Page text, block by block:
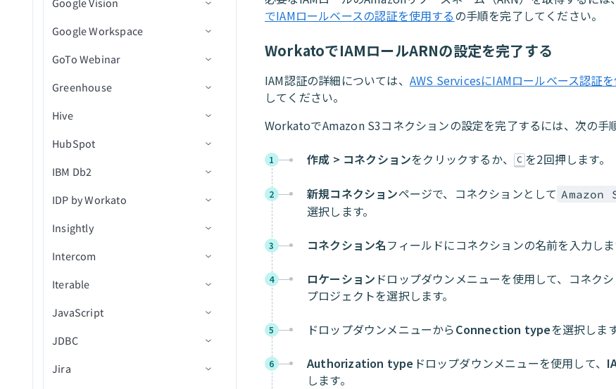
ファイルまたはフォルダを
検索（バッチ）
CSVファイルを更新
ファイルメタデータを更新
ファイルURLを使用してフ
ァイルをアップロード
エンベロープを無効化
ファイル名変更アクション
ファイルアップロードアク
ション
カスタムアクションイベン
トを作成
IDで通話を取得
集約ユーザーデータを検索
通話文字起こしを検索
通話を検索
ユーザーを検索
を選択（バッチ）
カスタムSQLを使用して行
を選択し、テーブルに挿入
実行
ジョブIDで行のバッチを取
イベントを削除
イベントに参加者を追加
（batch）
終日イベントを作成
カレンダーを作成
IDでカレンダーを取得
カレンダーを一覧表示
タスクを作成
タスクを更新
オブジェクトをダウンロー
更新
ファイルストリーミングで
オブジェクトをアップロー
ド
新規ファイル/フォルダ
フォルダ階層内の新規ファ
ファイルをコピー
フォルダを作成
ファイルを削除
ファイルをダウンロード
ファイル権限を取得
ファイル権限を一覧表示
ファイル権限を削除
ファイル/フォルダの名前変
検索
ファイル権限を更新
ファイルのアップロード
行（リアルタイム）
My Drive内のシートの新規/
更新済み行
ム）
Team Drive内のシートの新
規/更新済み行
行を追加
行を一括追加
行を取得
行を検索
行を一括更新
短い音声をテキストに変換
アクション
テキストを音声に変換
コネクション設定
アクション
テキストを翻訳
Google Vision
コネクション設定
アクション
画像からテキストを読み取
Google Workspace
コネクション設定
トリガー
新規管理者アクティビティ
ティビティイベント
新規ユーザーイベント
アクション
レコードの追加
レコードの削除
レコードを取得
モバイルデバイス
レコードを検索
データを転送
レコードの更新
GoTo Webinar
コネクション設定
トリガー
新規ウェビナーセッション
アクション
ウェビナー詳細を取得
セッションから参加者を取
Greenhouse
コネクション設定
トリガー
新規オブジェクト
新規オブジェクト（v3）
新規/更新済みオブジェクト
アクション
オブジェクトの作成
オブジェクトを作成（v3）
添付ファイルを作成（v3）
オブジェクトの更新
オブジェクトを更新（v3）
オブジェクトの検索
オブジェクトを検索（v3）
オブジェクトタイプ
Greenhouseコネクションをv3
応範囲
Hive
コネクション設定
トリガー
新規/更新済みレコード
アクション
レコードの更新
レコードの作成
IDによるレコード詳細の取
適用
HubSpot
コネクション設定
Custom OAuth profiles
スコープ
トリガー
新規レコード
新規レコード（バッチ）
新規/更新済みレコード
新規/更新済みレコード（バ
アクション
レコードを取得
レコードを検索（バッチ）
レコードの作成
レコードを作成（バッチ）
IBM Db2
コネクション設定
アクション
行を挿入
行をアップサート
行を選択
カスタムSQLを使用した行
IDP by Workato
信頼度スコア
アクション
ドキュメントを処理
ドキュメントを分類
Insightly
コネクション設定
トリガー
新規連絡先
新規組織
アクション
連絡先を作成
Intercom
コネクション設定
トリガー
新規会社
アクション
Iterable
コネクション設定
トリガー
アクション
JavaScript
入力フィールドの定義
出力フィールドの定義
JDBC
コネクション設定
Jira
でIAMロールベースの認証を使用するの手順を完了してください。
WorkatoでIAMロールARNの設定を完了する
IAM認証の詳細については、 AWS ServicesにIAMロールベース認証
してください。
WorkatoでAmazon S3コネクションの設定を完了するには、次の手
1 作成 > コネクションをクリックするか、 C を2回押します。
2 新規コネクションページで、コネクションとして Amazon
選択します。
3 コネクション名フィールドにコネクションの名前を入力しま
4 ロケーション ドロップダウンメニューを使用して、コネク
プロジェクトを選択します。
5 ドロップダウンメニューからConnection typeを選択します
6 Authorization type ドロップダウンメニューを使用して、
します。